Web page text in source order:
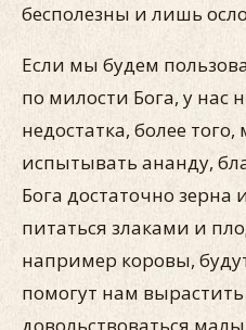
бесполезны и лишь
Если мы будем
по милости Бога, у нас
недостатка, более
испытывать ананду,
Бога достаточно
питаться злаками и
например коровы,
помогут нам